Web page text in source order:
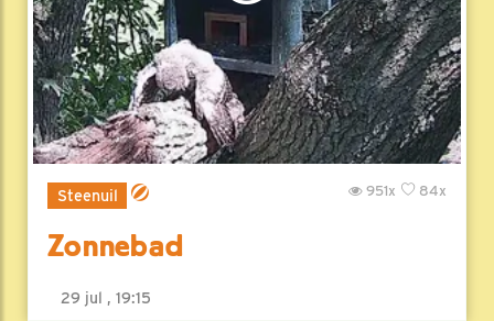
Steenuil 84x
951x
Zonnebad
29 jul , 19:15